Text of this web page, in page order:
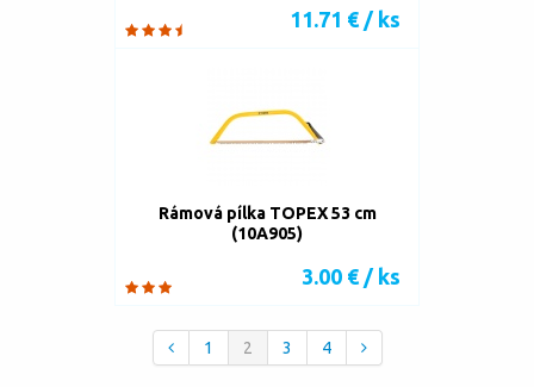
11.71 € / ks
Rámová pílka TOPEX 53 cm
(10A905)
3.00 € / ks
1 2 3 4